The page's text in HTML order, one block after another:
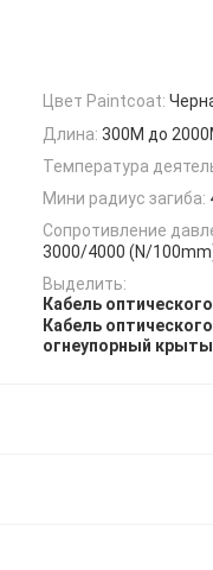
Цвет Paintcoat:
Длина: 300M до
Температура
Мини радиус загиба:
Сопротивление
3000/4000 (N/
Выделить:
Кабель
Кабель
огнеупорный